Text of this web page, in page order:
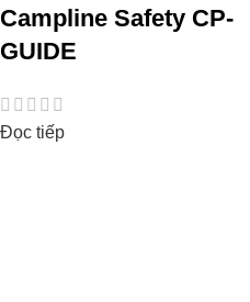
Campline Safety CP-
GUIDE
Đọc tiếp